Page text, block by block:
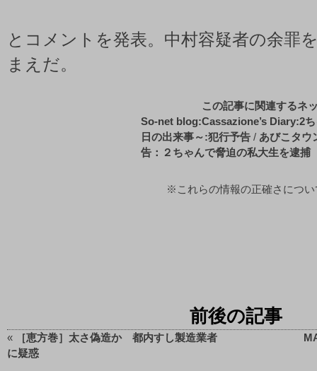
とコメントを発表。中村容疑者の余罪
まえだ。
この記事に関連するネ
So-net blog:Cassazione’s Diary:2
日の出来事～:犯行予告 / あびこタウ
告：２ちゃんで脅迫の私大生を逮捕
※これらの情報の正確さにつ
前後の記事
«
［恵方巻］太さ偽造か 都内すし製造業者
に疑惑